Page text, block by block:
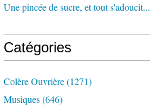
Une pincée de sucre, et tout s'adoucit...
Catégories
Colère Ouvrière(1271)
Musiques(646)